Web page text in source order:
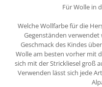
Für Wolle in
Welche Wollfarbe für die
Gegenständen
Geschmack des Kindes
Wolle am besten vorher mit
sich mit der Strickliesel groß
Verwenden lässt sich jede